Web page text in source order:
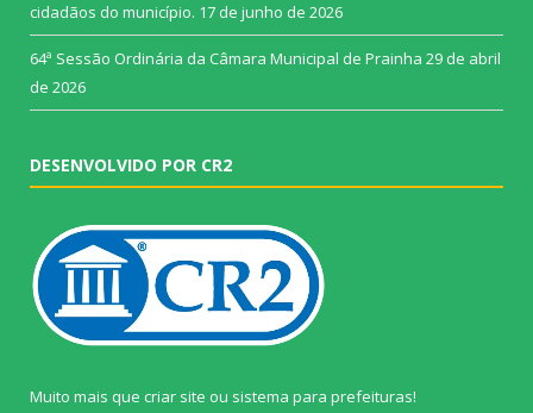
cidadãos do município. 17 de junho de 2026
64ª Sessão Ordinária da Câmara Municipal de Prainha 29 de abril
de 2026
DESENVOLVIDO POR CR2
Muito mais que criar site ou sistema para prefeituras!